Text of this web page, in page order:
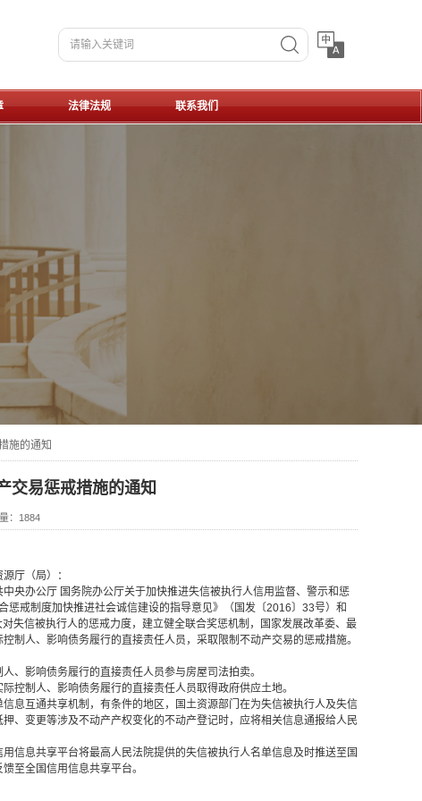
法律法规 联系我们
施的通知
交易惩戒措施的通知
：1884
厅（局）：
办公厅 国务院办公厅关于加快推进失信被执行人信用监督、警示和惩
戒制度加快推进社会诚信建设的指导意见》（国发〔2016〕33号）和
失信被执行人的惩戒力度，建立健全联合奖惩机制，国家发展改革委、最
制人、影响债务履行的直接责任人员，采取限制不动产交易的惩戒措施。
影响债务履行的直接责任人员参与房屋司法拍卖。
制人、影响债务履行的直接责任人员取得政府供应土地。
互通共享机制，有条件的地区，国土资源部门在为失信被执行人及失信
、变更等涉及不动产产权变化的不动产登记时，应将相关信息通报给人民
息共享平台将最高人民法院提供的失信被执行人名单信息及时推送至国
至全国信用信息共享平台。